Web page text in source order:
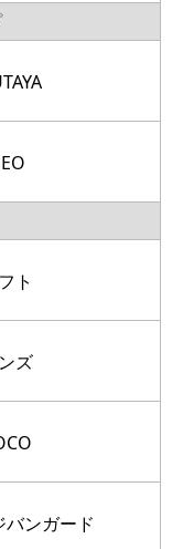
ト
ズ
バンガード